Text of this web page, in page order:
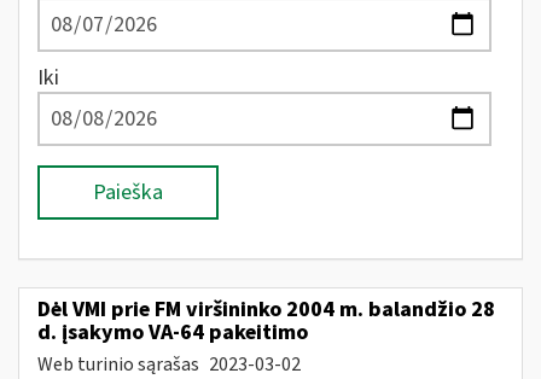
Iki
Paieška
Dėl VMI prie FM viršininko 2004 m. balandžio 28
d. įsakymo VA-64 pakeitimo
Web turinio sąrašas 2023-03-02